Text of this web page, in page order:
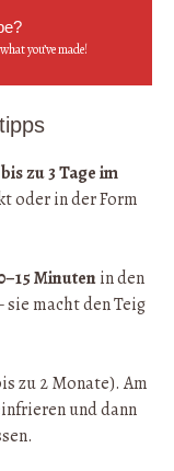
you’ve made!
bis zu 3 Tage im
oder in der Form
Minutenin den
macht den Teig
zu 2 Monate). Am
und dann